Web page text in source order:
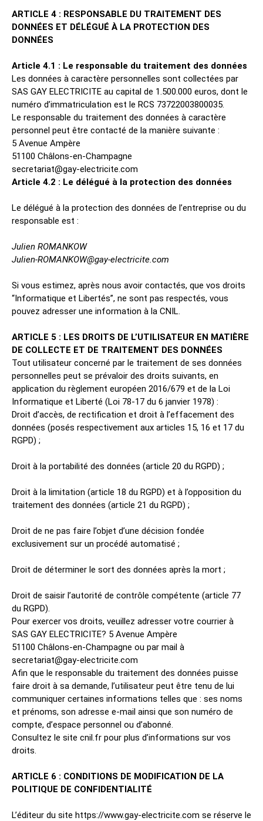
ARTICLE 4 : RESPONSABLE DU TRAITEMENT DES
DONNÉES ET DÉLÉGUÉ À LA PROTECTION DES
DONNÉES
Article 4.1 : Le responsable du traitement des données
Les données à caractère personnelles sont collectées par
SAS GAY ELECTRICITE au capital de 1.500.000 euros, dont le
numéro d’immatriculation est le RCS 73722003800035.
Le responsable du traitement des données à caractère
personnel peut être contacté de la manière suivante :
5 Avenue Ampère
51100 Châlons-en-Champagne
secretariat@gay-electricite.com
Article 4.2 : Le délégué à la protection des données
Le délégué à la protection des données de l’entreprise ou du
responsable est :
Julien ROMANKOW
Julien-ROMANKOW@gay-electricite.com
Si vous estimez, après nous avoir contactés, que vos droits
“Informatique et Libertés”, ne sont pas respectés, vous
pouvez adresser une information à la CNIL.
ARTICLE 5 : LES DROITS DE L’UTILISATEUR EN MATIÈRE
DE COLLECTE ET DE TRAITEMENT DES DONNÉES
Tout utilisateur concerné par le traitement de ses données
personnelles peut se prévaloir des droits suivants, en
application du règlement européen 2016/679 et de la Loi
Informatique et Liberté (Loi 78-17 du 6 janvier 1978) :
Droit d’accès, de rectification et droit à l’effacement des
données (posés respectivement aux articles 15, 16 et 17 du
RGPD) ;
Droit à la portabilité des données (article 20 du RGPD) ;
Droit à la limitation (article 18 du RGPD) et à l’opposition du
traitement des données (article 21 du RGPD) ;
Droit de ne pas faire l’objet d’une décision fondée
exclusivement sur un procédé automatisé ;
Droit de déterminer le sort des données après la mort ;
Droit de saisir l’autorité de contrôle compétente (article 77
du RGPD).
Pour exercer vos droits, veuillez adresser votre courrier à
SAS GAY ELECTRICITE? 5 Avenue Ampère
51100 Châlons-en-Champagne ou par mail à
secretariat@gay-electricite.com
Afin que le responsable du traitement des données puisse
faire droit à sa demande, l’utilisateur peut être tenu de lui
communiquer certaines informations telles que : ses noms
et prénoms, son adresse e-mail ainsi que son numéro de
compte, d’espace personnel ou d’abonné.
Consultez le site cnil.fr pour plus d’informations sur vos
droits.
ARTICLE 6 : CONDITIONS DE MODIFICATION DE LA
POLITIQUE DE CONFIDENTIALITÉ
L’éditeur du site https://www.gay-electricite.com se réserve le